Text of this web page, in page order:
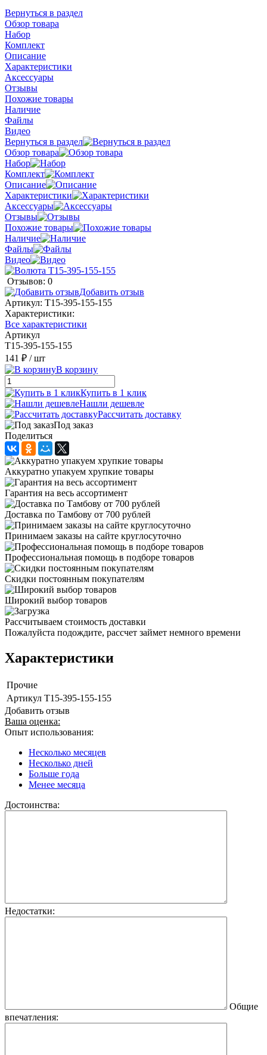
Вернуться в раздел
Обзор товара
Набор
Комплект
Описание
Характеристики
Аксессуары
Отзывы
Похожие товары
Наличие
Файлы
Видео
Вернуться в раздел
Обзор товара
Набор
Комплект
Описание
Характеристики
Аксессуары
Отзывы
Похожие товары
Наличие
Файлы
Видео
Отзывов: 0
Добавить отзыв
Артикул: Т15-395-155-155
Характеристики:
Все характеристики
Артикул
Т15-395-155-155
141 ₽ / шт
В корзину
Купить в 1 клик
Нашли дешевле
Рассчитать доставку
Под заказ
Поделиться
Аккуратно упакуем хрупкие товары
Гарантия на весь ассортимент
Доставка по Тамбову от 700 рублей
Принимаем заказы на сайте круглосуточно
Профессиональная помощь в подборе товаров
Скидки постоянным покупателям
Широкий выбор товаров
Рассчитываем стоимость доставки
Пожалуйста подождите, рассчет займет немного времени
Характеристики
Прочие
Артикул Т15-395-155-155
Добавить отзыв
Ваша оценка:
Опыт использования:
Несколько месяцев
Несколько дней
Больше года
Менее месяца
Достоинства:
Недостатки:
Общие
впечатления: